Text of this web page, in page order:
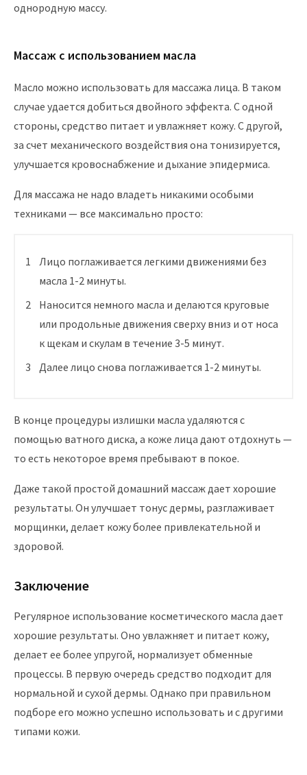
однородную массу.
Массаж с использованием масла
Масло можно использовать для массажа лица. В таком
случае удается добиться двойного эффекта. С одной
стороны, средство питает и увлажняет кожу. С другой,
за счет механического воздействия она тонизируется,
улучшается кровоснабжение и дыхание эпидермиса.
Для массажа не надо владеть никакими особыми
техниками — все максимально просто:
Лицо поглаживается легкими движениями без
масла 1-2 минуты.
Наносится немного масла и делаются круговые
или продольные движения сверху вниз и от носа
к щекам и скулам в течение 3-5 минут.
Далее лицо снова поглаживается 1-2 минуты.
В конце процедуры излишки масла удаляются с
помощью ватного диска, а коже лица дают отдохнуть —
то есть некоторое время пребывают в покое.
Даже такой простой домашний массаж дает хорошие
результаты. Он улучшает тонус дермы, разглаживает
морщинки, делает кожу более привлекательной и
здоровой.
Заключение
Регулярное использование косметического масла дает
хорошие результаты. Оно увлажняет и питает кожу,
делает ее более упругой, нормализует обменные
процессы. В первую очередь средство подходит для
нормальной и сухой дермы. Однако при правильном
подборе его можно успешно использовать и с другими
типами кожи.